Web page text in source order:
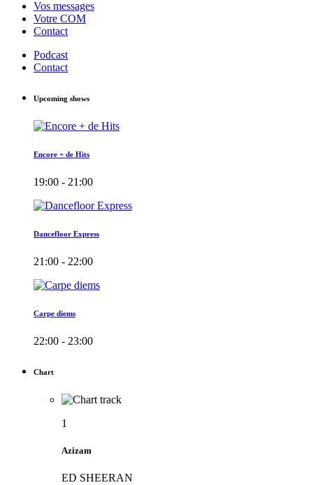
Vos messages
Votre COM
Contact
Podcast
Contact
Upcoming shows
Encore + de Hits
19:00 - 21:00
Dancefloor Express
21:00 - 22:00
Carpe diems
22:00 - 23:00
Chart
1
Azizam
ED SHEERAN